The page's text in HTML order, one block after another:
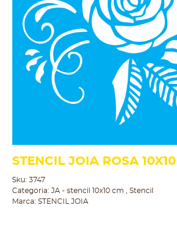
STENCIL JOIA ROSA
Sku: 3747
Categoria: JA - stencil 10x10 cm
Stencil
Marca: STENCIL JOIA